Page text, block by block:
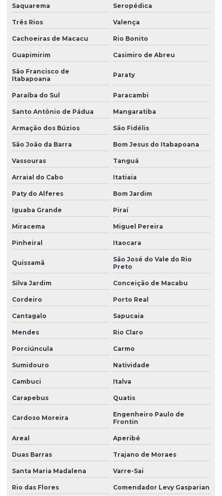
Saquarema Seropédica
Três Rios Valença
Cachoeiras de Macacu Rio Bonito
Guapimirim Casimiro de Abreu
São Francisco de
Itabapoana
Paraty
Paraíba do Sul Paracambi
Santo Antônio de Pádua Mangaratiba
Armação dos Búzios São Fidélis
São João da Barra Bom Jesus do Itabapoana
Vassouras Tanguá
Arraial do Cabo Itatiaia
Paty do Alferes Bom Jardim
Iguaba Grande Piraí
Miracema Miguel Pereira
Pinheiral Itaocara
Quissamã
São José do Vale do Rio
Preto
Silva Jardim Conceição de Macabu
Cordeiro Porto Real
Cantagalo Sapucaia
Mendes Rio Claro
Porciúncula Carmo
Sumidouro Natividade
Cambuci Italva
Carapebus Quatis
Cardoso Moreira
Engenheiro Paulo de
Frontin
Areal Aperibé
Duas Barras Trajano de Moraes
Santa Maria Madalena Varre-Sai
Rio das Flores Comendador Levy Gasparian